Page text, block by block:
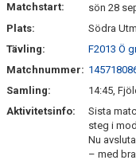
Matchstart:
sön 28
Plats:
Södra
Tävling:
F2013 Ö
Matchnummer:
Samling:
14:45,
Aktivitetsinfo:
Sista
steg i
Nu
– med